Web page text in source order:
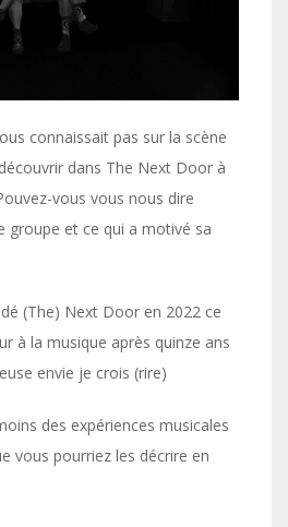
connaissait pas sur la scène
dans The Next Door à
vous vous nous dire
groupe et ce qui a motivé sa
(The) Next Door en 2022 ce
à la musique après quinze ans
envie je crois (rire)
des expériences musicales
vous pourriez les décrire en